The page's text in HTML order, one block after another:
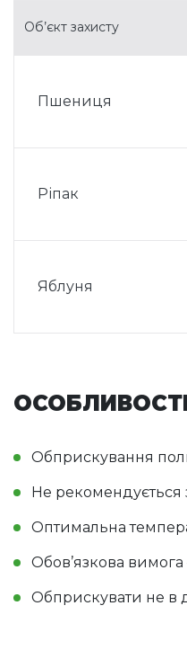
Об’єкт захисту
Пшениця
Ріпак
Яблуня
Обприскування
Не рекомендується
Оптимальна
Обов’язкова
Обприскувати не в